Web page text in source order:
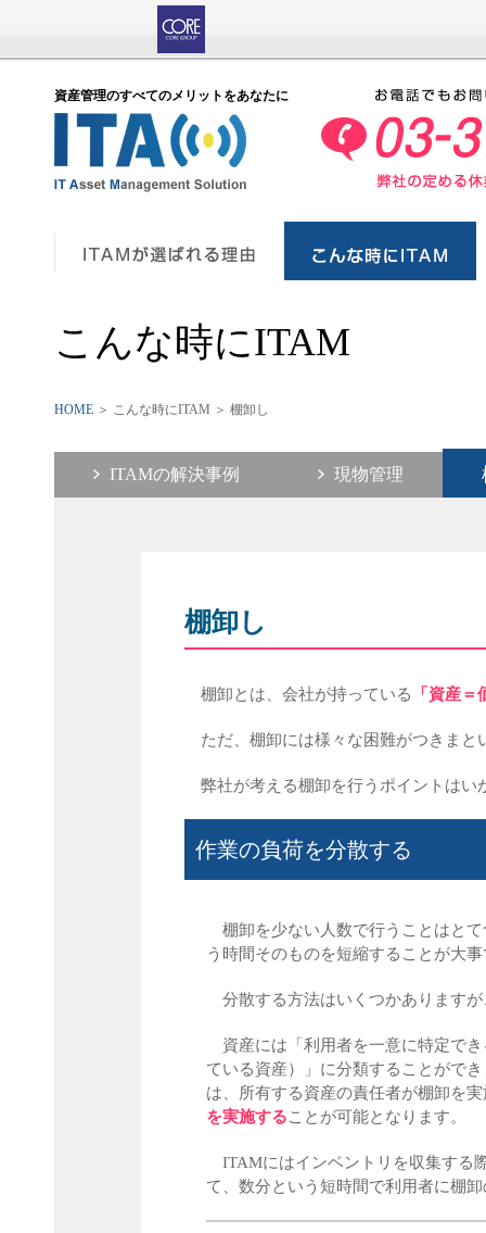
資産管理のすべてのメリットをあなたに
こんな時にITAM
HOME ＞ こんな時にITAM ＞ 棚卸し
ITAMの解決事例 現物管理
棚卸し
棚卸とは、会社が持っている 「資産＝
ただ、棚卸には様々な困難がつきまと
弊社が考える棚卸を行うポイントはい
作業の負荷を分散する
棚卸を少ない人数で行うことはと
う時間そのものを短縮することが大
分散する方法はいくつかあります
資産には「利用者を一意に特定で
ている資産）」に分類することがで
は、所有する資産の責任者が棚卸を
を実施することが可能となります。
ITAMにはインベントリを収集する
て、数分という短時間で利用者に棚